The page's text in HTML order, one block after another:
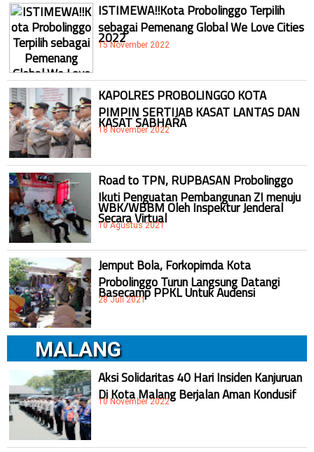
ISTIMEWA!!Kota Probolinggo Terpilih
sebagai Pemenang Global We Love Cities
2022
15 November 2022
KAPOLRES PROBOLINGGO KOTA
PIMPIN SERTIJAB KASAT LANTAS DAN
KASAT SABHARA
18 November 2022
Road to TPN, RUPBASAN Probolinggo
Ikuti Penguatan Pembangunan ZI menuju
WBK/WBBM Oleh Inspektur Jenderal
Secara Virtual
10 Agustus 2021
Jemput Bola, Forkopimda Kota
Probolinggo Turun Langsung Datangi
Basecamp PPKL Untuk Audensi
28 Juli 2021
MALANG
Aksi Solidaritas 40 Hari Insiden Kanjuruan
Di Kota Malang Berjalan Aman Kondusif
10 November 2022